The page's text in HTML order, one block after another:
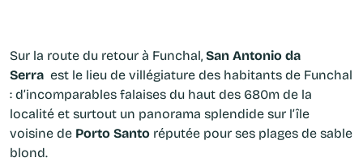
Sur la route du retour à Funchal,San Antonio da
Serra est le lieu de villégiature des habitants de Funchal
: d’incomparables falaises du haut des 680m de la
localité et surtout un panorama splendide sur l’île
voisine de Porto Santo réputée pour ses plages de sable
blond.